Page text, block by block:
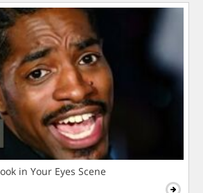
in Your Eyes Scene